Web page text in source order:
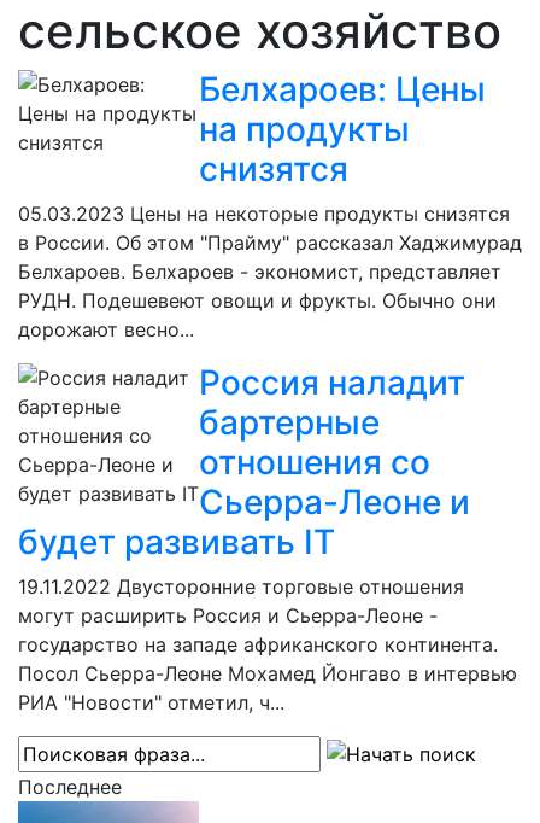
сельское хозяйство
Белхароев: Цены
на продукты
снизятся
05.03.2023 Цены на некоторые продукты снизятся
в России. Об этом "Прайму" рассказал Хаджимурад
Белхароев. Белхароев - экономист, представляет
РУДН. Подешевеют овощи и фрукты. Обычно они
дорожают весно...
Россия наладит
бартерные
отношения со
Сьерра-Леоне и
будет развивать IT
19.11.2022 Двусторонние торговые отношения
могут расширить Россия и Сьерра-Леоне -
государство на западе африканского континента.
Посол Сьерра-Леоне Мохамед Йонгаво в интервью
РИА "Новости" отметил, ч...
Последнее